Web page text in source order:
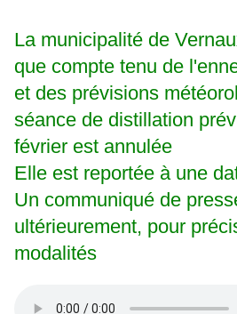
La municipalité de
que compte tenu de
et des prévisions
séance de distillation
février est annulée
Elle est reportée à une
Un communiqué de
ultérieurement, pour
modalités